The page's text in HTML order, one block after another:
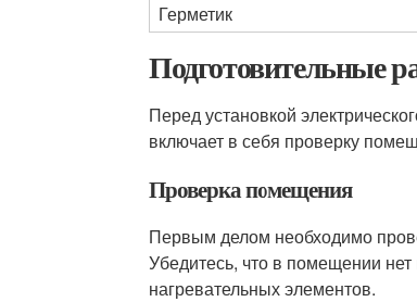
Герметик
Подготовительные
Перед установкой
включает в себя проверку
Проверка помещения
Первым делом необходимо
Убедитесь, что в помещении нет
нагревательных элементов.